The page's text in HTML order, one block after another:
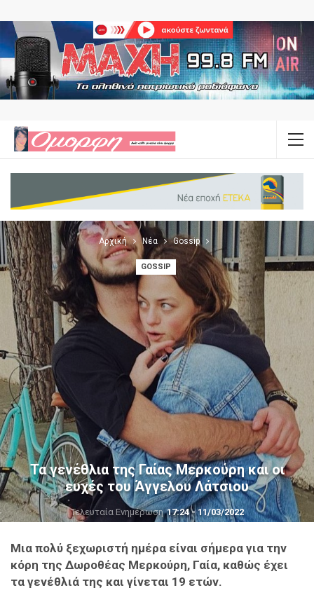
Αρχική Νέα Gossip
GOSSIP
Τα γενέθλια της Γαίας Μερκούρη και οι
ευχές του Άγγελου Λάτσιου
Τελευταία Ενημέρωση17:24 - 11/03/2022
Μια πολύ ξεχωριστή ημέρα είναι σήμερα για την
κόρη της Δωροθέας Μερκούρη, Γαία, καθώς έχει
τα γενέθλιά της και γίνεται 19 ετών.